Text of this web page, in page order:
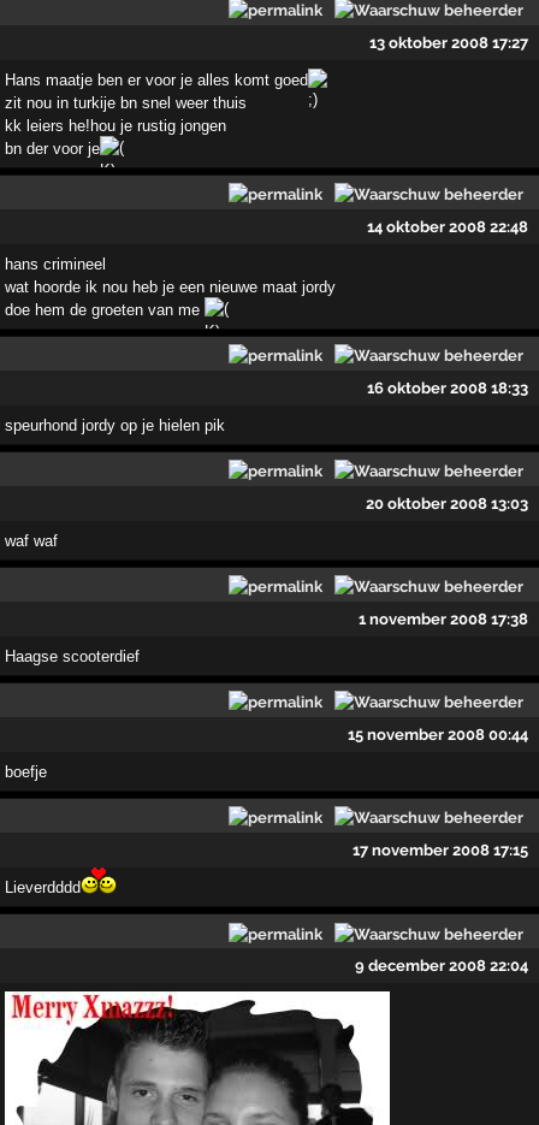
13 oktober 2008 17:27
Hans maatje ben er voor je alles komt goed
zit nou in turkije bn snel weer thuis
kk leiers he!hou je rustig jongen
bn der voor je
14 oktober 2008 22:48
hans crimineel
wat hoorde ik nou heb je een nieuwe maat jordy
doe hem de groeten van me
16 oktober 2008 18:33
speurhond jordy op je hielen pik
20 oktober 2008 13:03
waf waf
1 november 2008 17:38
Haagse scooterdief
15 november 2008 00:44
boefje
17 november 2008 17:15
Lieverdddd
9 december 2008 22:04